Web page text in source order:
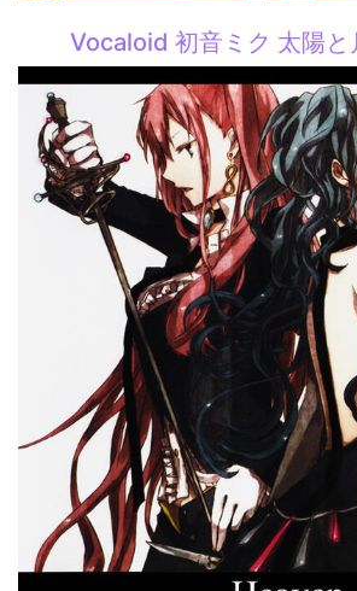
Vocaloid 初音ミク 太陽と